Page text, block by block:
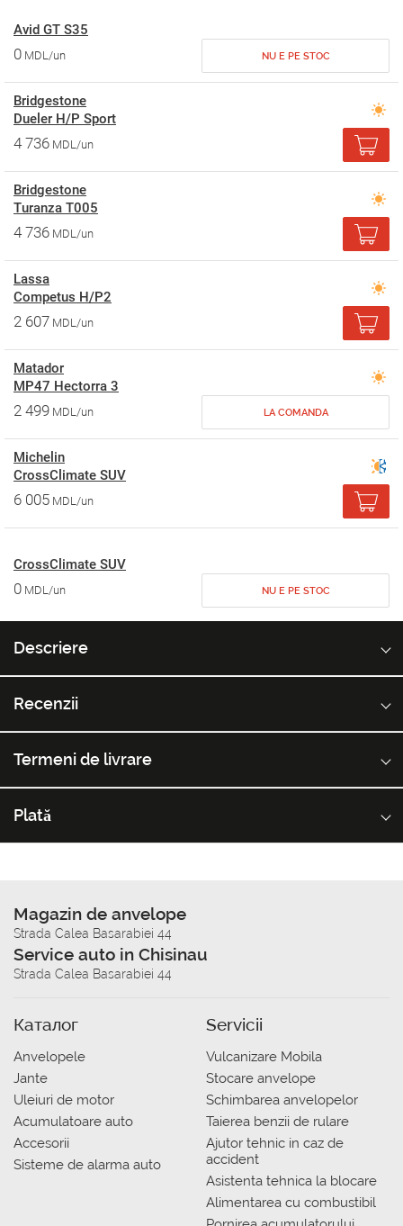
Avid GT S35
0 MDL/un NU E PE STOC
Bridgestone
Dueler H/P Sport
4 736 MDL/un
Bridgestone
Turanza T005
4 736 MDL/un
Lassa
Competus H/P2
2 607 MDL/un
Matador
MP47 Hectorra 3
2 499 MDL/un LA COMANDA
Michelin
CrossClimate SUV
6 005 MDL/un
CrossClimate SUV
0 MDL/un NU E PE STOC
Descriere
Recenzii
Termeni de livrare
Plată
Magazin de anvelope
Strada Calea Basarabiei 44
Service auto in Chisinau
Strada Calea Basarabiei 44
Каталог
Anvelopele
Jante
Uleiuri de motor
Acumulatoare auto
Accesorii
Sisteme de alarma auto
Servicii
Vulcanizare Mobila
Stocare anvelope
Schimbarea anvelopelor
Taierea benzii de rulare
Ajutor tehnic in caz de
accident
Asistenta tehnica la blocare
Alimentarea cu combustibil